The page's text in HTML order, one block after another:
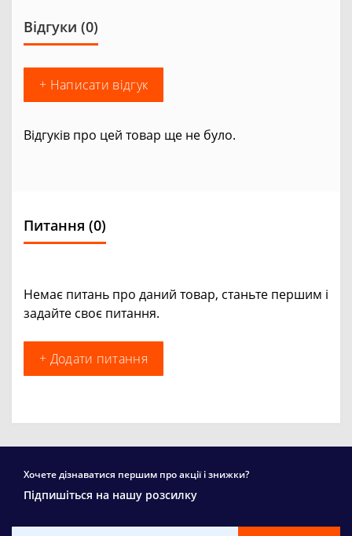
Відгуки (0)
+ Написати відгук
Відгуків про цей товар ще не було.
Питання (0)
Немає питань про даний товар, станьте першим і
задайте своє питання.
+ Додати питання
Хочете дізнаватися першим про акції і знижки?
Підпишіться на нашу розсилку